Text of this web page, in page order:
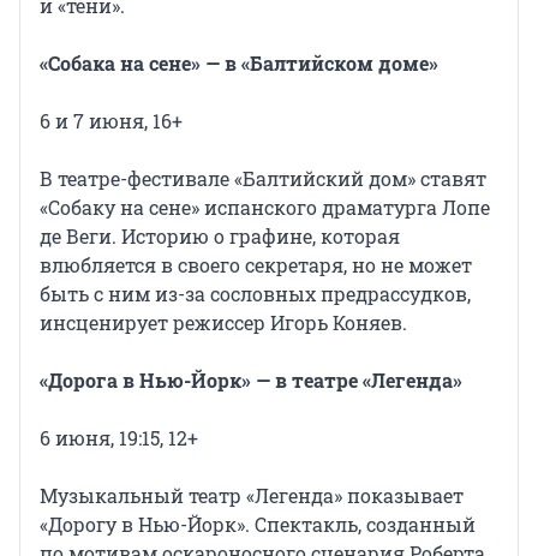
«Собака на сене» — в «Балтийском доме»
6 и 7 июня, 16+
В театре-фестивале «Балтийский дом» ставят
«Собаку на сене» испанского драматурга Лопе
де Веги. Историю о графине, которая
влюбляется в своего секретаря, но не может
быть с ним из-за сословных предрассудков,
инсценирует режиссер Игорь Коняев.
«Дорога в Нью-Йорк» — в театре «Легенда»
6 июня, 19:15, 12+
Музыкальный театр «Легенда» показывает
«Дорогу в Нью-Йорк». Спектакль, созданный